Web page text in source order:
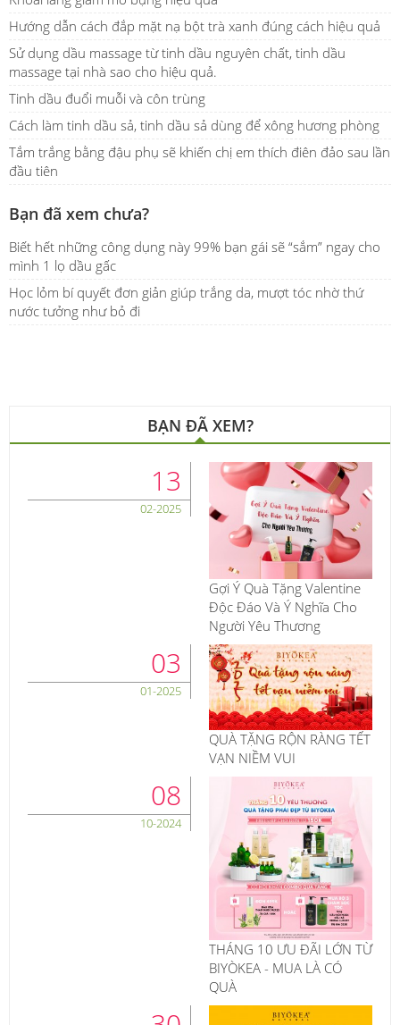
Hướng dẫn cách đắp mặt nạ bột trà xanh đúng cách hiệu quả
Sử dụng dầu massage từ tinh dầu nguyên chất, tinh dầu
massage tại nhà sao cho hiệu quả.
Tinh dầu đuổi muỗi và côn trùng
Cách làm tinh dầu sả, tinh dầu sả dùng để xông hương phòng
Tắm trắng bằng đậu phụ sẽ khiến chị em thích điên đảo sau lần
đầu tiên
Bạn đã xem chưa?
Biết hết những công dụng này 99% bạn gái sẽ “sắm” ngay cho
mình 1 lọ dầu gấc
Học lỏm bí quyết đơn giản giúp trắng da, mượt tóc nhờ thứ
nước tưởng như bỏ đi
BẠN ĐÃ XEM?
13
02-2025
Gợi Ý Quà Tặng Valentine
Độc Đáo Và Ý Nghĩa Cho
Người Yêu Thương
03
01-2025
QUÀ TẶNG RỘN RÀNG TẾT
VẠN NIỀM VUI
08
10-2024
THÁNG 10 ƯU ĐÃI LỚN TỪ
BIYÒKEA - MUA LÀ CÓ
QUÀ